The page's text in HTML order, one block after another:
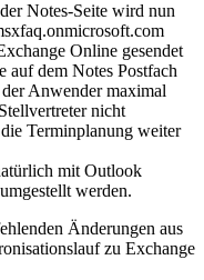
Notes-Seite wird nun
Online gesendet
auf dem Notes Postfach
Anwender maximal
nicht
Terminplanung weiter
mit Outlook
werden.
Änderungen aus
zu Exchange